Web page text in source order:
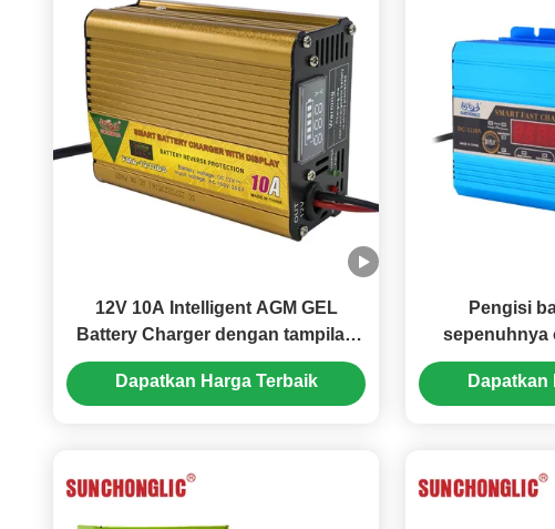
12V 10A Intelligent AGM GEL
Battery Charger dengan tampilan
LED dan pengisian tiga tahap
Dapatkan Harga Terbaik
Pengisi
sepenuhnya
pengisian
GEL danDapatkan